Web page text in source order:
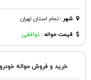
شهر:تمام استان تهران
قیمت حواله : توافقی
خرید و فروش حواله خودرو